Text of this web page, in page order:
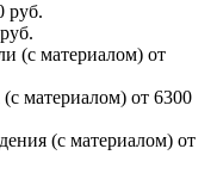
руб.
(с материалом) от
материалом) от 6300
(с материалом) от